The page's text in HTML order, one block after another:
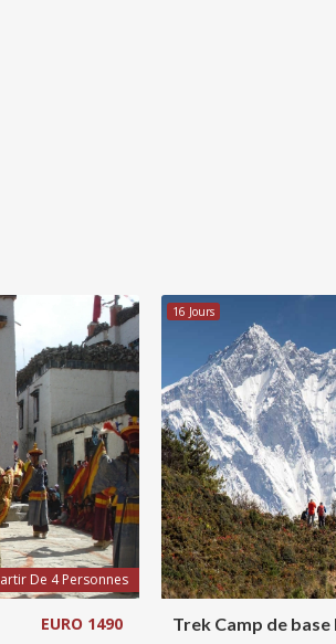
De 4 Personnes
EURO 1490
16 Jours
Trek Camp de base